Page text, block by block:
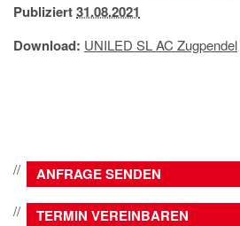
DATENSCHUTZ
Publiziert31.08.2021
Download: UNILED SL AC Zugpendel
ANFRAGE SENDEN
TERMIN VEREINBAREN